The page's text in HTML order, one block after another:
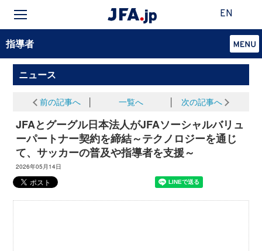
EN
指導者
ニュース
前の記事へ 一覧へ 次の記事へ
JFAとグーグル日本法人がJFAソーシャルバリュ
ーパートナー契約を締結～テクノロジーを通じ
て、サッカーの普及や指導者を支援～
2026年05月14日